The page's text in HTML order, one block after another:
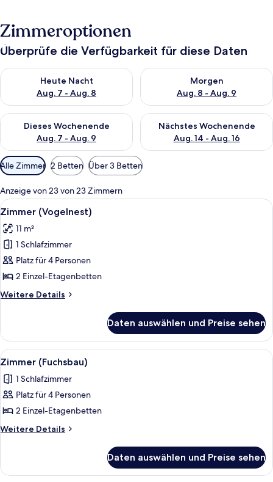
Zimmeroptionen
Überprüfe die Verfügbarkeit für diese Daten
Heute Nacht
Aug. 7 - Aug. 8
Überprüfe die Verfügbarkeit für heute Nacht, Aug. 7 - Aug. 8.
Morgen
Aug. 8 - Aug. 9
Überprüfe die Verfügbarkeit
Dieses Wochenende
Aug. 7 - Aug. 9
Überprüfe die Verfügbarkeit für dieses Wochenende, Aug. 7
Nächstes Wochenende
Aug. 14 - Aug. 16
Überprüfe die Verfügbarkeit
Verfügbare
Filter
für
Zimmer
Alle Zimmer 2 Betten Über 3 Betten
Anzeige von 23 von 23 Zimmern
Alle
Fotos
für
Zimmer
(Vogelnest)
anzeigen
2
Zimmer (Vogelnest)
11 m²
1 Schlafzimmer
Platz für 4 Personen
2 Einzel-Etagenbetten
Weitere Details
Weitere
(Vogelnest)
Daten auswählen und Preise sehen
Alle
Fotos
für
Zimmer
(Fuchsbau)
anzeigen
2
Zimmer (Fuchsbau)
1 Schlafzimmer
Platz für 4 Personen
2 Einzel-Etagenbetten
Weitere Details
Weitere
(Fuchsbau)
Daten auswählen und Preise sehen